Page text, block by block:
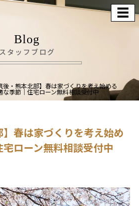
Blog
スタッフブログ
後・熊本北部】春は家づくりを考え始める
な季節｜住宅ローン無料相談受付中
】春は家づくりを考え始め
ローン無料相談受付中